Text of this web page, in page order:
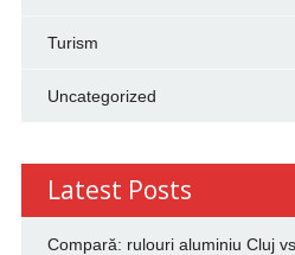
Turism
Uncategorized
Latest Posts
Compară: rulouri aluminiu Cluj